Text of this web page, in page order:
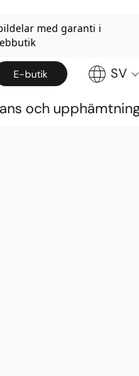
med garanti i
E-butik SV
och